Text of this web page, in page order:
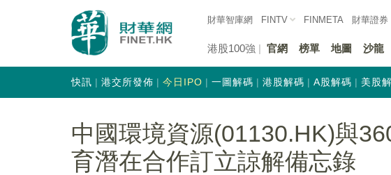
財華智庫網 FINTV FINMETA 財華證券
港股100強 官網 榜單 地圖 沙龍
快訊 港交所發佈 今日IPO 一圖解碼 港股解碼 A股解碼 美股
中國環境資源(01130.HK)與
育潛在合作訂立諒解備忘錄